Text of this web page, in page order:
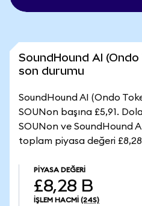
SoundHound AI
son durumu
SoundHound AI (Ondo
SOUNon başına £5,91.
SOUNon ve SoundHound
toplam piyasa değeri £8,28
PIYASA DEĞERI
£8,28 B
İŞLEM HACMI (24S)